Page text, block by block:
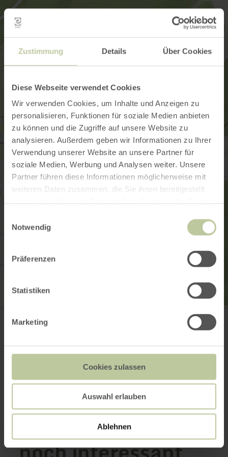
Zustimmung Details Über Cookies
Diese Webseite verwendet Cookies
Wir verwenden Cookies, um Inhalte und Anzeigen zu
personalisieren, Funktionen für soziale Medien anbieten
zu können und die Zugriffe auf unsere Website zu
analysieren. Außerdem geben wir Informationen zu Ihrer
Verwendung unserer Website an unsere Partner für
soziale Medien, Werbung und Analysen weiter. Unsere
Partner führen diese Informationen möglicherweise mit
weiteren Daten zusammen, die Sie ihnen bereitgestellt
Notwendig
Präferenzen
Statistiken
Marketing
Cookies zulassen
Auswahl erlauben
Ablehnen
53520 Winnerath
Webseite
Anreise planen
in Karte anzeigen
Das könnte auch